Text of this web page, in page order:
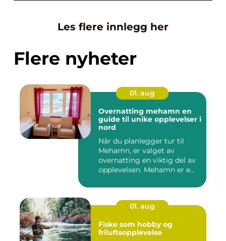
Les flere innlegg her
Flere nyheter
01. aug
Overnatting mehamn en
guide til unike opplevelser i
nord
Når du planlegger tur til
Mehamn, er valget av
overnatting en viktig del av
opplevelsen. Mehamn er e...
01. aug
Fiske som hobby og
friluftsopplevelse